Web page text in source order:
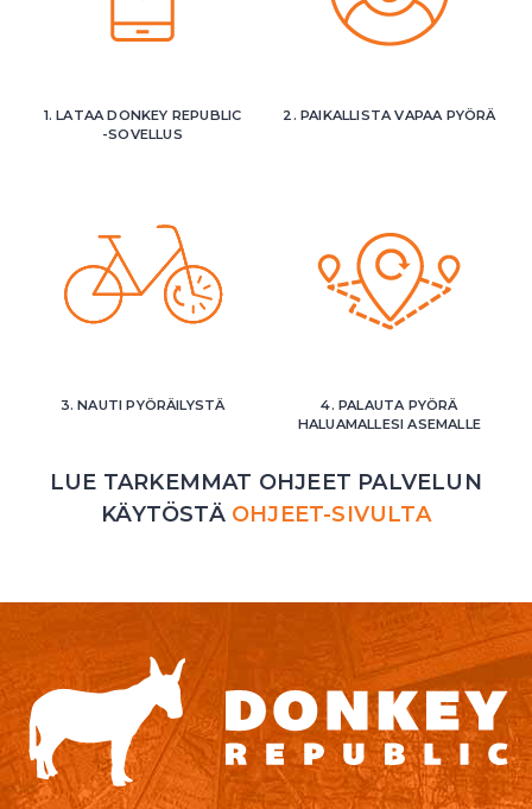
1. LATAA DONKEY REPUBLIC
-SOVELLUS
2. PAIKALLISTA VAPAA PYÖRÄ
3. NAUTI PYÖRÄILYSTÄ
4. PALAUTA PYÖRÄ
HALUAMALLESI ASEMALLE
LUE TARKEMMAT OHJEET PALVELUN
KÄYTÖSTÄ OHJEET-SIVULTA